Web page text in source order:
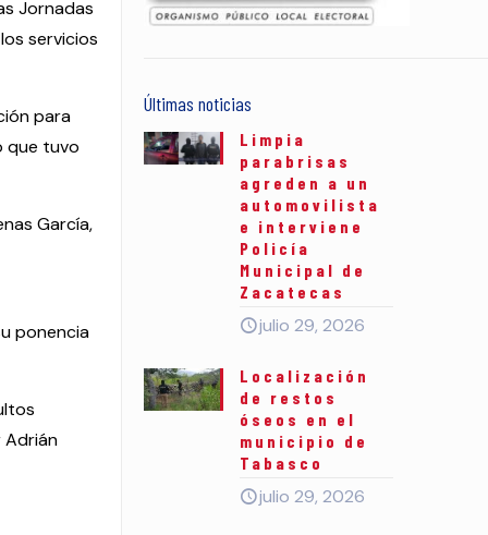
Jornadas
servicios
para
que tuvo
García,
ponencia
Adrián
Últimas noticias
Limpia
parabrisas
agreden a un
automovilista
e interviene
Policía
Municipal de
Zacatecas
julio 29, 2026
Localización
de restos
óseos en el
municipio de
Tabasco
julio 29, 2026